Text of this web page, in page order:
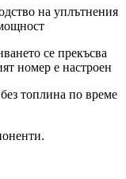
на уплътнения
се прекъсва
номер е настроен
топлина по време